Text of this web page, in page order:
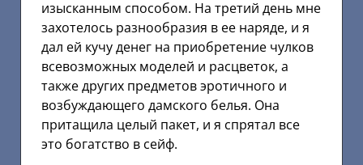
изысканным способом. На третий день мне
захотелось разнообразия в ее наряде, и я
дал ей кучу денег на приобретение чулков
всевозможных моделей и расцветок, а
также других предметов эротичного и
возбуждающего дамского белья. Она
притащила целый пакет, и я спрятал все
это богатство в сейф.